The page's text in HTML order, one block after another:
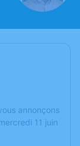
annonçons
11 juin